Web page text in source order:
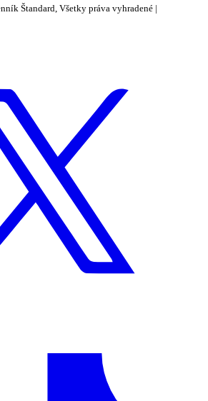
Štandard, Všetky práva vyhradené |